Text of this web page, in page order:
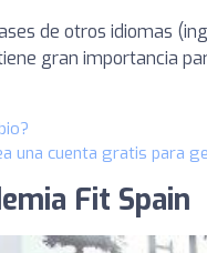
de otros idiomas
gran importancia
una cuenta gratis para
Fit Spain